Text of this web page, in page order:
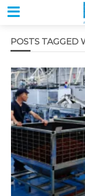
POSTS TAGGED